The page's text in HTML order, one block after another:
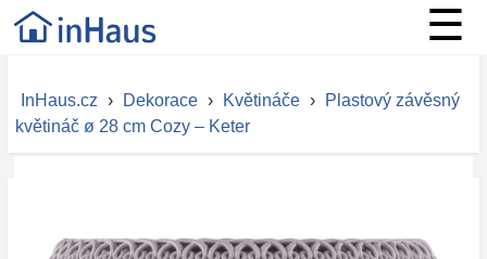
☰
InHaus.cz › Dekorace › Květináče ›
Plastový závěsný
květináč ø 28 cm Cozy – Keter